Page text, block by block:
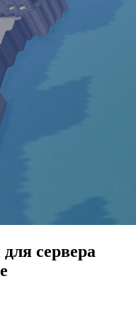
сервера